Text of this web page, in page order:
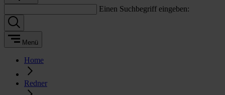
Einen Suchbegriff eingeben:
Menü
Home
Redner